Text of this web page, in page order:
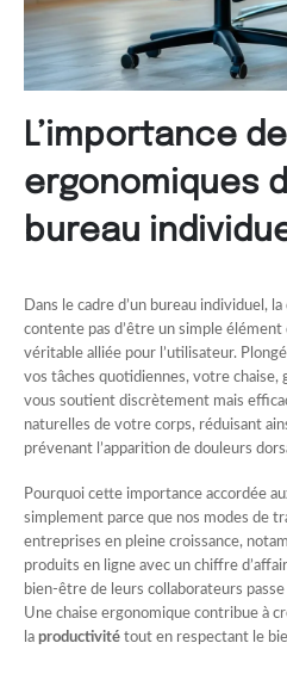
L’importance
ergonomiques
bureau
Dans le cadre d’un bureau individuel,
contente pas d’être un simple
véritable alliée pour l’utilisateur.
vos tâches quotidiennes, votre chaise,
vous soutient discrètement mais
naturelles de votre corps, réduisant
prévenant l’apparition de douleurs
Pourquoi cette importance accordée
simplement parce que nos modes de
entreprises en pleine croissance,
produits en ligne avec un chiffre
bien-être de leurs collaborateurs
Une chaise ergonomique contribue à
la productivité tout en respectant le